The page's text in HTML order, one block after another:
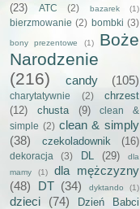
(23)
ATC (2) bazarek (1)
bierzmowanie (2) bombki (3)
bony prezentowe (1)
Boże
Narodzenie
(216)
candy (105)
charytatywnie (2)
chrzest
(12)
chusta (9)
clean &
simple (2) clean & simply
(38)
czekoladownik (16)
dekoracja (3) DL (29)
dla
mamy
(1)
dla mężczyzny
(48)
DT (34) dyktando (1)
dzieci (74)
Dzień Babci